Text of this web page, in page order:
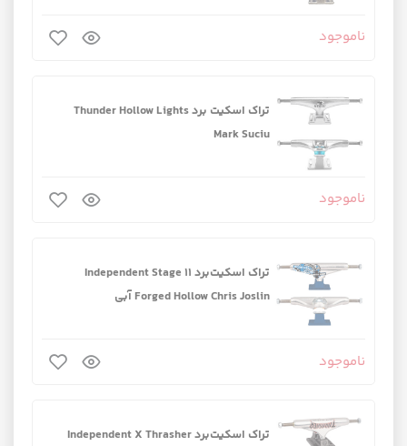
ناموجود
تراک اسکیت برد Thunder Hollow Lights
Mark Suciu
ناموجود
تراک اسکیت‌برد Independent Stage 11
Forged Hollow Chris Joslin آبی
ناموجود
تراک اسکیت‌برد Independent X Thrasher